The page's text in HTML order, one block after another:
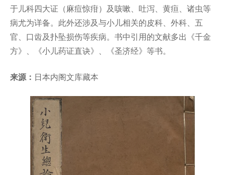
于儿科四大证（麻痘惊疳）及咳嗽、吐泻、黄疸、诸虫等
病尤为详备。此外还涉及与小儿相关的皮科、外科、五
官、口齿及扑坠损伤等疾病。书中引用的文献多出《千金
方》、《小儿药证直诀》、《圣济经》等书。
来源： 日本内阁文库藏本